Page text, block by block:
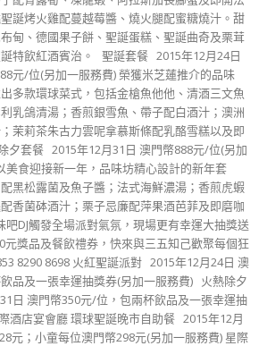
誕烤火雞配蔓越莓醬、燒火腿配蜜糖燒汁。甜
甸、德國果子餅、聖誕蛋糕、聖誕曲奇及栗茸
特飲紅酒賓治。 聖誕套餐 2015年12月24日
元/位(另加一服務費) 榮獲米芝蓮推介的品味
多款環球菜式，包括金槍魚他他、清酒三文魚
乳鴿清湯；香煎銀雪魚、帶子配白酒汁；澳洲
茉莉茶朱古力雲呢拿慕斯條配乳酪雪糕以及即
夕套餐 2015年12月31日 澳門幣888元/位(另加
美食迎接新一年，品味坊精心設計的新年套
黑松露菌及魚子醬；法式海鮮濃湯；香煎虎蝦
香菌砵酒汁；栗子忌廉配萍果酒芭菲及即磨咖
吧DJ觸發全場派對氣氛，現場更有幸運大抽獎送
元獎品及餐飲禮券，快來與三五知己歡聚每個狂
8290 8698 火紅聖誕派對 2015年12月24日 澳
品及一張幸運抽獎券(另加一服務費) 火熱除夕
日 澳門幣350元/位，包兩杯飲品及一張幸運抽
酒店宴會廳 環球聖誕晚市自助餐 2015年12月
元；小童每位澳門幣298元(另加一服務費) 星際